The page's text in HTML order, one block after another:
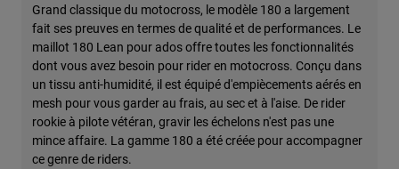
Grand classique du motocross, le modèle 180 a largement
fait ses preuves en termes de qualité et de performances. Le
maillot 180 Lean pour ados offre toutes les fonctionnalités
dont vous avez besoin pour rider en motocross. Conçu dans
un tissu anti-humidité, il est équipé d'empiècements aérés en
mesh pour vous garder au frais, au sec et à l'aise. De rider
rookie à pilote vétéran, gravir les échelons n'est pas une
mince affaire. La gamme 180 a été créée pour accompagner
ce genre de riders.